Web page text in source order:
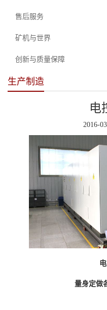
售后服务
矿机与世界
创新与质量保障
生产制造
电
2016-
量身定做